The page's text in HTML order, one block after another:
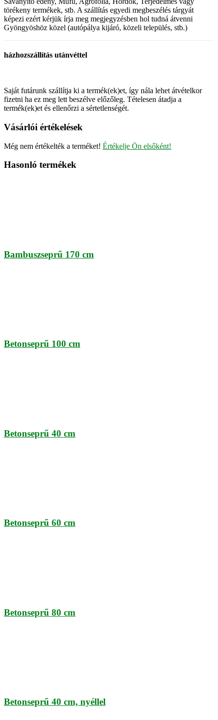
törékeny termékek, stb. A szállítás egyedi megbeszélés tárgyát
képezi ezért kérjük írja meg megjegyzésben hol tudná átvenni
Gyöngyöshöz közel (autópálya kijáró, közeli település, stb.)
házhozszállítás utánvéttel
Saját futárunk szállítja ki a termék(ek)et, így nála lehet átvételkor
fizetni ha ez meg lett beszélve előzőleg. Tételesen átadja a
termék(ek)et és ellenőrzi a sértetlenségét.
Vásárlói értékelések
Még nem értékelték a terméket! Értékelje Ön elsőként!
Hasonló termékek
Bambuszseprű 170 cm
Betonseprű 100 cm
Betonseprű 40 cm
Betonseprű 60 cm
Betonseprű 80 cm
Betonseprű 40 cm, nyéllel